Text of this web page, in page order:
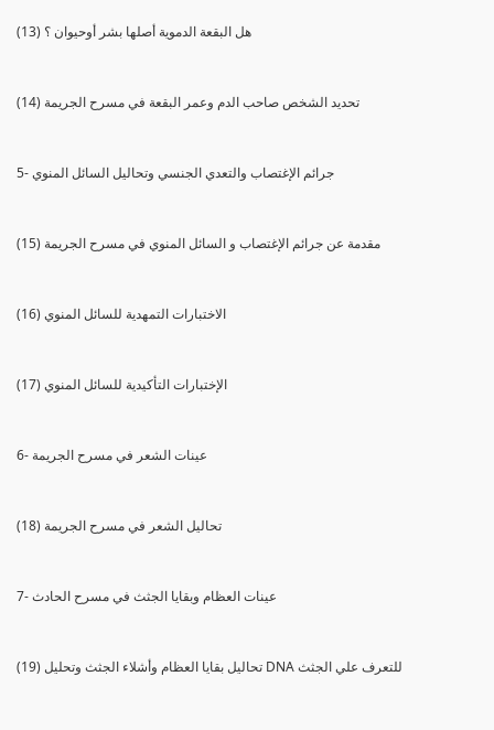
(13) هل البقعة الدموية أصلها بشر أوحيوان ؟
(14) تحديد الشخص صاحب الدم وعمر البقعة في مسرح الجريمة
5- جرائم الإغتصاب والتعدي الجنسي وتحاليل السائل المنوي
(15) مقدمة عن جرائم الإغتصاب و السائل المنوي في مسرح الجريمة
(16) الاختبارات التمهدية للسائل المنوي
(17) الإختبارات التأكيدية للسائل المنوي
6- عينات الشعر في مسرح الجريمة
(18) تحاليل الشعر في مسرح الجريمة
7- عينات العظام وبقايا الجثث في مسرح الحادث
(19) تحاليل بقايا العظام وأشلاء الجثث وتحليل DNA للتعرف علي الجثث